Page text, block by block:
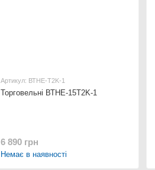
Артикул: ВТНЕ-Т2K-1
Торговельні ВТНЕ-15Т2K-1
6 890 грн
Немає в наявності